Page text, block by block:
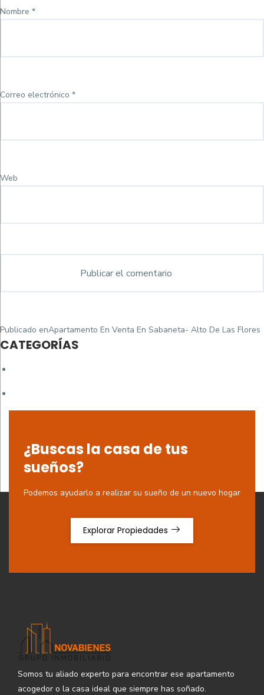
Nombre *
Correo electrónico *
Web
Navegación
de
Publicado enApartamento En Venta En Sabaneta- Alto De Las Flores
CATEGORÍAS
¿Buscas la casa de tus
sueños?
Podemos ayudarlo a realizar su sueño de un nuevo hogar
Explorar Propiedades
Somos tu aliado experto para encontrar ese apartamento
acogedor o la casa ideal que siempre has soñado.